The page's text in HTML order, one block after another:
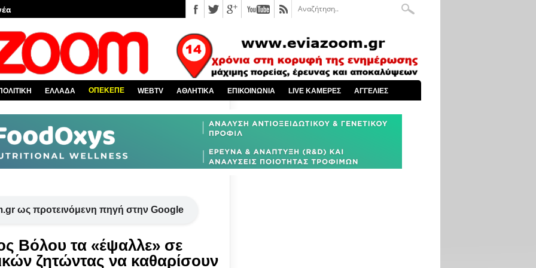
και όλη την Εύβοια
την Ελλάδα
EviaZoom.grΕΛΛΑΔΑ ΟΠΕΚΕΠΕ WEBTV ΑΘΛΗΤΙΚΑ ΕΠΙΚΟΙΝΩΝΙΑ LIVE ΚΑΜΕΡΕΣ ΑΓΓΕΛΙΕΣ
ως προτεινόμενη πηγή στην Google
Βόλου τα «έψαλλε» σε
ζητώντας να καθαρίσουν